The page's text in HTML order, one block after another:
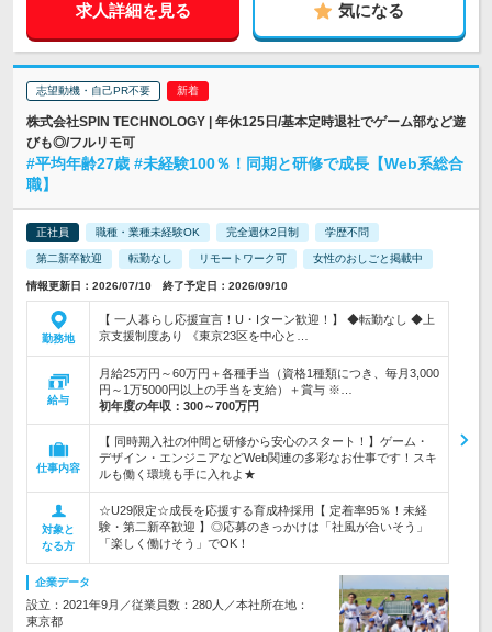
求人詳細を見る 気になる
志望動機・自己PR不要
株式会社SPIN TECHNOLOGY | 年休125日/基本定時退社でゲーム部など遊
びも◎/フルリモ可
#平均年齢27歳 #未経験100％！同期と研修で成長【Web系総合
職】
正社員 職種・業種未経験OK 完全週休2日制 学歴不問
第二新卒歓迎 転勤なし リモートワーク可 女性のおしごと掲載中
情報更新日：2026/07/10 終了予定日：2026/09/10
勤務地
【 一人暮らし応援宣言！U・Iターン歓迎！】 ◆転勤なし ◆上
京支援制度あり 《東京23区を中心と…
給与
月給25万円～60万円＋各種手当（資格1種類につき、毎月3,000
円～1万5000円以上の手当を支給）＋賞与 ※…
初年度の年収： 300～700万円
仕事内容
【 同時期入社の仲間と研修から安心のスタート！】ゲーム・
デザイン・エンジニアなどWeb関連の多彩なお仕事です！スキ
ルも働く環境も手に入れよ★
対象と
なる方
☆U29限定☆成長を応援する育成枠採用【 定着率95％！未経
験・第二新卒歓迎 】◎応募のきっかけは「社風が合いそう」
「楽しく働けそう」でOK！
企業データ
設立：2021年9月／従業員数：280人／本社所在地：
東京都